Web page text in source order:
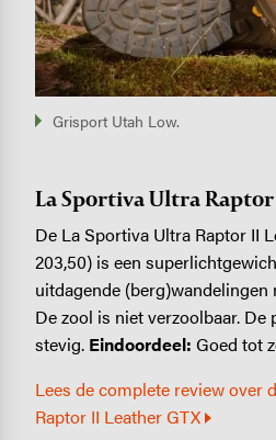
Grisport Utah Low.
La Sportiva Ultra
De La Sportiva Ultra Raptor II
203,50) is een
uitdagende (berg)wandelingen
De zool is niet verzoolbaar. De
stevig. Eindoordeel: Goed tot
Lees de complete review over
Raptor II Leather GTX